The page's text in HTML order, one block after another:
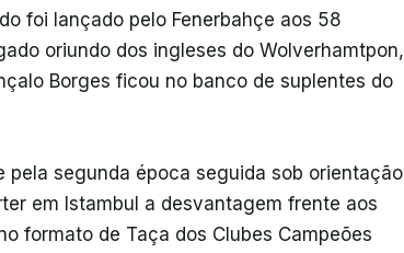
foi lançado pelo Fenerbahçe aos 58
oriundo dos ingleses do Wolverhamtpon,
Borges ficou no banco de suplentes do
segunda época seguida sob orientação
em Istambul a desvantagem frente aos
formato de Taça dos Clubes Campeões